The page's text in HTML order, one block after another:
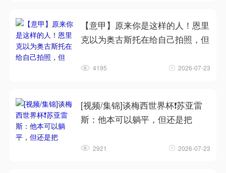
【意甲】原来你是这样的人！恩里
克以为奥古斯托在给自己拍照，但
4195 2026-07-23
[视频/集锦]谈梅西世界杯❗苏亚雷
斯：他本可以躺平，但还是把
2921 2026-07-23